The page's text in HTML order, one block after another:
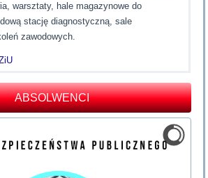
warsztaty, hale magazynowe do
stację diagnostyczną, sale
zawodowych.
ABSOLWENCI